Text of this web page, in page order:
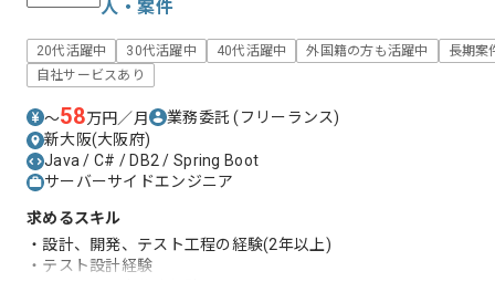
人・案件
20代活躍中 30代活躍中 40代活躍中 外国籍の方も活躍中
長期案
自社サービスあり
〜58万円／月 業務委託(フリーランス)
新大阪(大阪府)
Java / C# / DB2 / Spring Boot
サーバーサイドエンジニア
求めるスキル
・設計、開発、テスト工程の経験(2年以上)
・テスト設計経験